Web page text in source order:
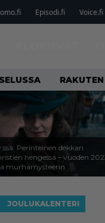
Episodi.fi Voice.fi
Perinteinen dekkari
hengessä – vuoden
murhamysteerin
JOULUKALENTERI